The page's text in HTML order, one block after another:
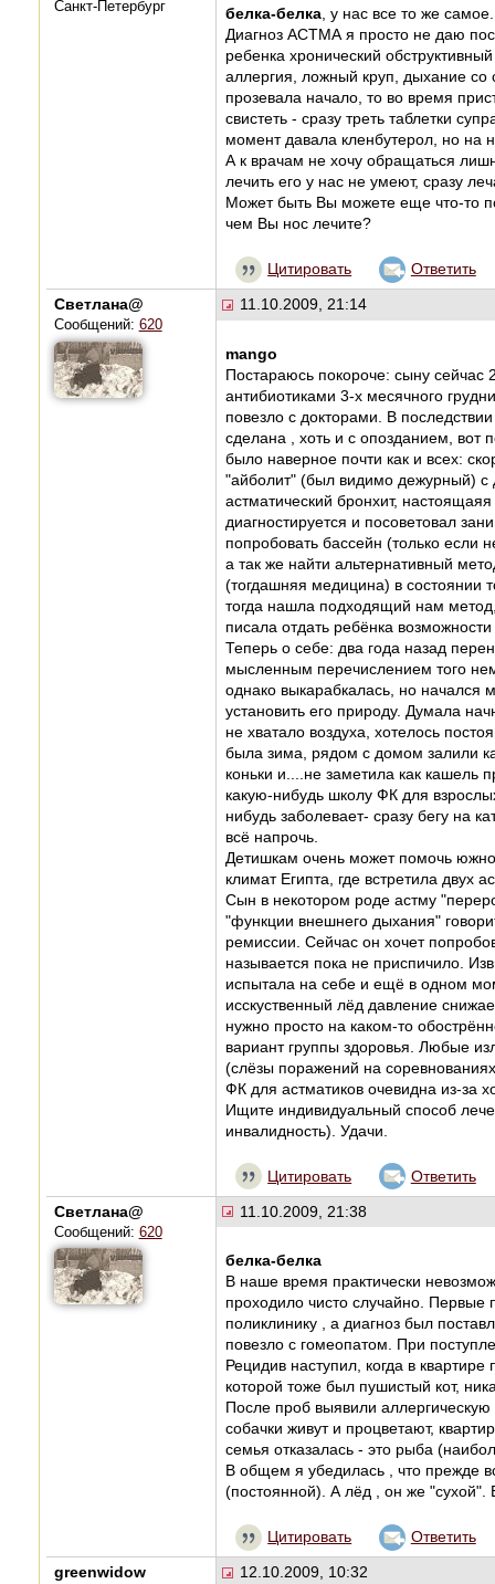
Санкт-Петербург
белка-белка, у нас все то же
Диагноз АСТМА я просто не даю
ребенка хронический
аллергия, ложный круп, дыхание со
прозевала начало, то во время
свистеть - сразу треть таблетки
момент давала кленбутерол, но на
А к врачам не хочу обращаться
лечить его у нас не умеют, сразу
Может быть Вы можете еще что-то
чем Вы нос лечите?
Цитировать Ответить
Светлана@
Сообщений: 620
11.10.2009, 21:14
mango
Постараюсь покороче: сыну сейчас
антибиотиками 3-х месячного
повезло с докторами. В
сделана , хоть и с опозданием, вот
было наверное почти как и всех:
"айболит" (был видимо дежурный) с
астматический бронхит,
диагностируется и посоветовал
попробовать бассейн (только если
а так же найти альтернативный
(тогдашняя медицина) в состоянии
тогда нашла подходящий нам
писала отдать ребёнка
Теперь о себе: два года назад
мысленным перечислением того
однако выкарабкалась, но начался
установить его природу. Думала
не хватало воздуха, хотелось
была зима, рядом с домом залили
коньки и....не заметила как кашель
какую-нибудь школу ФК для
нибудь заболевает- сразу бегу на
всё напрочь.
Детишкам очень может помочь
климат Египта, где встретила двух
Сын в некотором роде астму
"функции внешнего дыхания"
ремиссии. Сейчас он хочет
называется пока не приспичило.
испытала на себе и ещё в одном
исскуственный лёд давление
нужно просто на каком-то
вариант группы здоровья. Любые
(слёзы поражений на
ФК для астматиков очевидна из-за
Ищите индивидуальный способ
инвалидность). Удачи.
Цитировать Ответить
Светлана@
Сообщений: 620
11.10.2009, 21:38
белка-белка
В наше время практически
проходило чисто случайно. Первые
поликлинику , а диагноз был
повезло с гомеопатом. При
Рецидив наступил, когда в
которой тоже был пушистый кот,
После проб выявили
собачки живут и процветают,
семья отказалась - это рыба
В общем я убедилась , что прежде
(постоянной). А лёд , он же "сухой".
Цитировать Ответить
greenwidow 12.10.2009, 10:32